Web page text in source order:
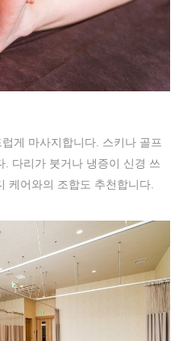
게 마사지합니다. 스키나 골프
. 다리가 붓거나 냉증이 신경 쓰
케어와의 조합도 추천합니다.